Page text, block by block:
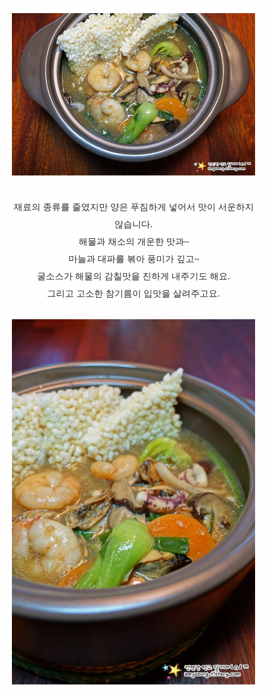
재료의 종류를 줄였지만 양은 푸짐하게 넣어서 맛이 서운하지
않습니다.
해물과 채소의 개운한 맛과~
마늘과 대파를 볶아 풍미가 깊고~
굴소스가 해물의 감칠맛을 진하게 내주기도 해요.
그리고 고소한 참기름이 입맛을 살려주고요.